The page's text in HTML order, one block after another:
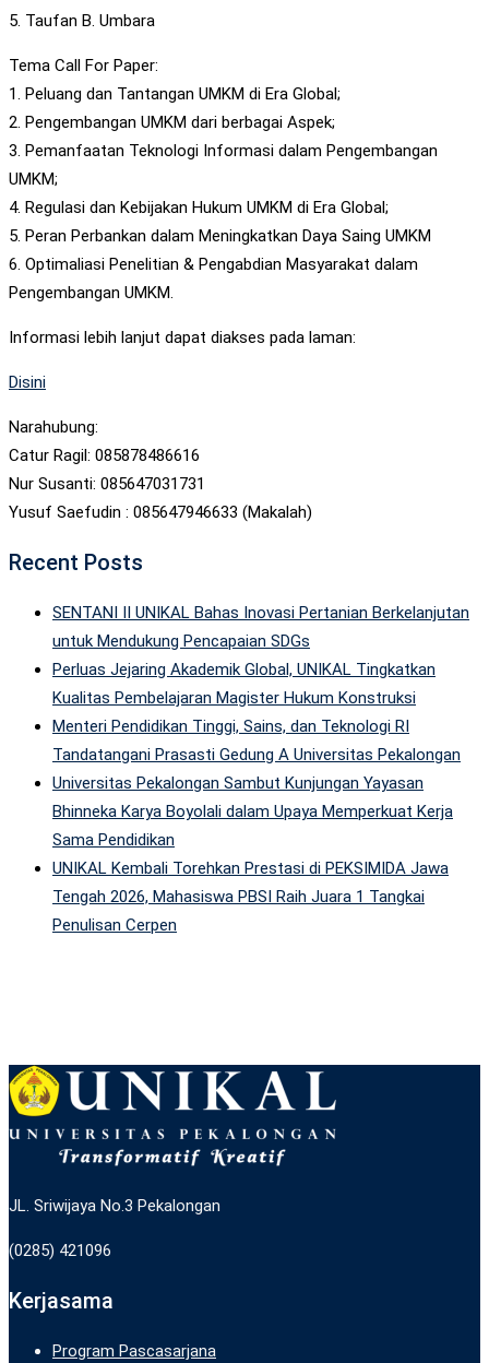
5. Taufan B. Umbara
Tema Call For Paper:
1. Peluang dan Tantangan UMKM di Era Global;
2. Pengembangan UMKM dari berbagai Aspek;
3. Pemanfaatan Teknologi Informasi dalam Pengembangan
UMKM;
4. Regulasi dan Kebijakan Hukum UMKM di Era Global;
5. Peran Perbankan dalam Meningkatkan Daya Saing UMKM
6. Optimaliasi Penelitian & Pengabdian Masyarakat dalam
Pengembangan UMKM.
Informasi lebih lanjut dapat diakses pada laman:
Disini
Narahubung:
Catur Ragil: 085878486616
Nur Susanti: 085647031731
Yusuf Saefudin : 085647946633 (Makalah)
Recent Posts
SENTANI II UNIKAL Bahas Inovasi Pertanian Berkelanjutan
untuk Mendukung Pencapaian SDGs
Perluas Jejaring Akademik Global, UNIKAL Tingkatkan
Kualitas Pembelajaran Magister Hukum Konstruksi
Menteri Pendidikan Tinggi, Sains, dan Teknologi RI
Tandatangani Prasasti Gedung A Universitas Pekalongan
Universitas Pekalongan Sambut Kunjungan Yayasan
Bhinneka Karya Boyolali dalam Upaya Memperkuat Kerja
Sama Pendidikan
UNIKAL Kembali Torehkan Prestasi di PEKSIMIDA Jawa
Tengah 2026, Mahasiswa PBSI Raih Juara 1 Tangkai
Penulisan Cerpen
JL. Sriwijaya No.3 Pekalongan
(0285) 421096
Kerjasama
Program Pascasarjana